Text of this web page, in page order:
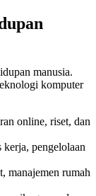
manusia.
komputer
online, riset, dan
kerja, pengelolaan
manajemen rumah